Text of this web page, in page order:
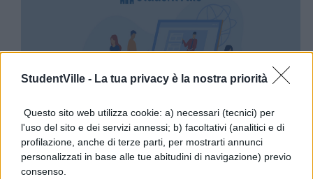
StudentVille - La tua privacy è la nostra priorità
Questo sito web utilizza cookie: a) necessari (tecnici) per
l'uso del sito e dei servizi annessi; b) facoltativi (analitici e di
profilazione, anche di terze parti, per mostrarti annunci
personalizzati in base alle tue abitudini di navigazione) previo
consenso.
7. I prof che ti odiano